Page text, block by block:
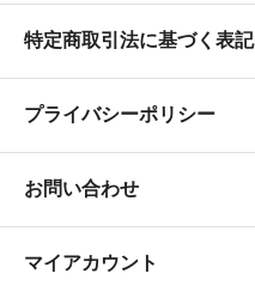
特定商取引法に基づく表記
プライバシーポリシー
お問い合わせ
マイアカウント